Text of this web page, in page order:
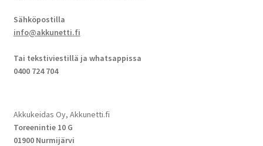
Sähköpostilla
info@akkunetti.fi
Tai tekstiviestillä ja whatsappissa
0400 724 704
Akkukeidas Oy, Akkunetti.fi
Toreenintie 10 G
01900 Nurmijärvi